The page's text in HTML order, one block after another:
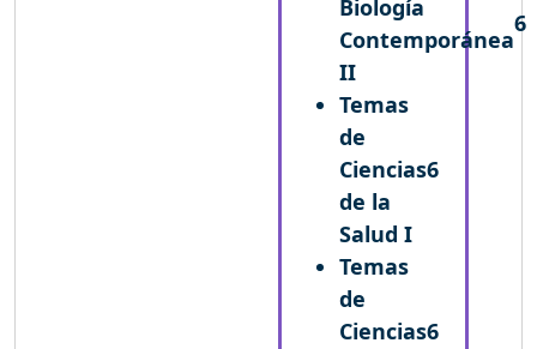
Biología
Contemporánea
II
6
Temas
de
Ciencias
de la
Salud I
6
Temas
de
Ciencias6